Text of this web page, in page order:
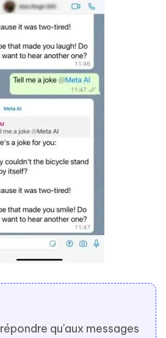
qu'aux messages